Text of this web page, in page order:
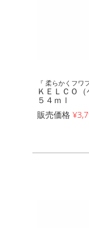
『 柔らかくフワ
ＫＥＬＣＯ
５４ｍｌ
販売価格 ¥